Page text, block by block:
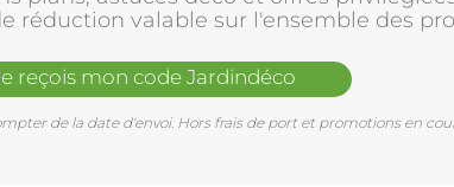
réduction valable sur l'ensemble des
reçois mon code Jardindéco
de la date d'envoi. Hors frais de port et promotions en